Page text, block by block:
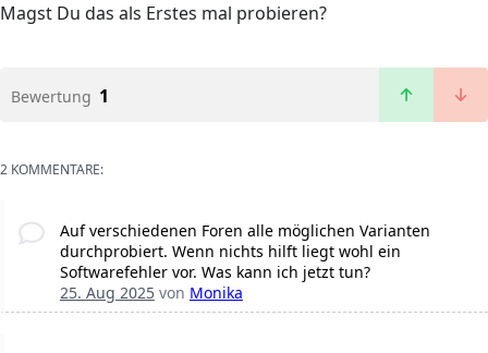
Magst Du das als Erstes mal probieren?
Bewertung 1
2 KOMMENTARE:
Auf verschiedenen Foren alle möglichen Varianten
durchprobiert. Wenn nichts hilft liegt wohl ein
Softwarefehler vor. Was kann ich jetzt tun?
25. Aug 2025von Monika